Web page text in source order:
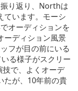
り返り、Northは
ています。モーシ
オーディションを
ーディション風景
フが目の前にいる
る様子がスクリー
で、よくオーデ
たが、10年前の貴